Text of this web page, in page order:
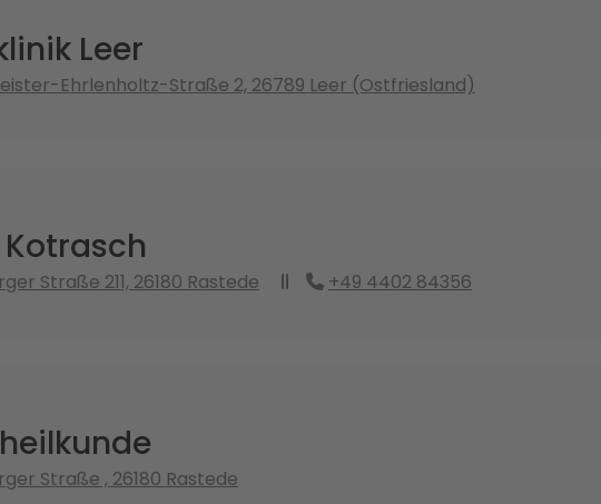
Leer
Ehrlenholtz-Straße 2, 26789 Leer (Ostfriesland)
Straße 211, 26180 Rastede +49 4402 84356
Straße , 26180 Rastede